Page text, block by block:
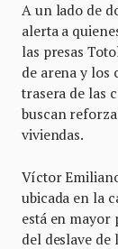
A un lado de
alerta a
las presas
de arena y los
trasera de las
buscan
viviendas.
Víctor
ubicada en la
está en mayor
del deslave de